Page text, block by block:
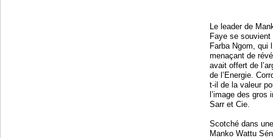
Le leader de
Faye se
Farba Ngom, qui
menaçant de
avait offert de
de l’Energie.
t-il de la valeur
l’image des
Sarr et Cie.
Scotché dans
Manko Wattu